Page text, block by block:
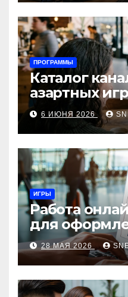
ПРОГРАММЫ
Каталог
азартных
6 ИЮНЯ 2026
ИГРЫ
Работа
для
сборы и
28 МАЯ 2026